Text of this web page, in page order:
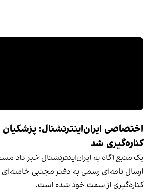
اختصاصی ایران‌اینترنشنال:
کناره‌گیری شد
یک منبع آگاه به ایران‌اینترنشنال خبر داد
ارسال نامه‌ای رسمی به دفتر مجتبی خامنه‌ای
کناره‌گیری از سمت خود شده است.